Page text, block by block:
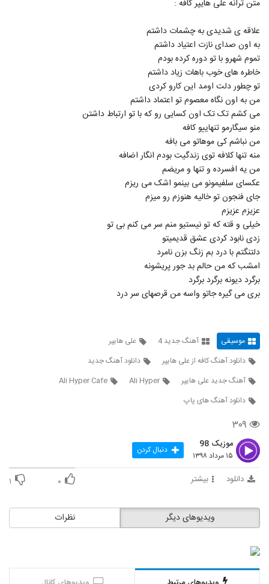
5347
5348
Kazemi Talaf)
۲۳۱ بازدید
5349
دانلود آهنگ جدید و زیبای علیرضا عبدی با نام
پدر
۲۴۶ بازدید
5350
5351
آهنگ زیبا تر از تو از میثم فائزنیا(پاپ)
5352
Omidreza(I) Mohem Nist
۲۱۰ بازدید
5353
موزیک زیبای رسیدی (رمیکس) از فرشاد افشار
5354
5355
۲۴۵ بازدید
5357
دانلود آهنگ جدید و زیبای علی منتظری با نام
5358
آهنگ دیوانگی از امیر رضا آل صفر(پاپ)
۳۱۹ بازدید
متن ترانه علی هایپر کافه :
علاقه ی شدیدی به چشمات داشتم
به اون صدای نازت اعتیاد داشتم
تموم شهرو با تو دوره کرده بودم
خاطره های خوب باهات زیاد داشتم
تو چطور دلت اومد این کارو کردی
من به اون نگاه معصوم تو اعتماد داشتم
می کشم تک تک اون کسایی رو که با تو ارتباط داشتن
منو سیگارمو تنهاییو کافه
من نباشم کی موهاتو می بافه
منه تنها کلافه توی زندگیت بودم انگار اضافه
من یه افسرده و تنها و مریضم
عکسای سلفیمونو می بینمو اشک می ریزم
جای فنجون تو خالیه هنوزم رو میزم
عزیزم عزیزم
خیلی و قته که تو نیستیو منم سر می کنم بی تو
زدی نابود کردی عشق قدیمیتو
دلتنگتم با درد بم زنگ بزن نامرد
امشب که من حالم بد جور پریشونه
برگرد دیونه برگرد برگرد
بری می گیره جاتو واسه من قرصهای سر درد
موسیقی آهنگ جدید 4
علی هایپر
دانلود آهنگ کافه از علی هایپر
دانلود آهنگ جدید
آهنگ جدید علی هایپر
Ali Hyper
Ali Hyper Cafe
دانلود آهنگ های پاپ
۳۰۹
موزیک 98
۱۵ مرداد ۱۳۹۸ دنبال کردن
دانلود بیشتر ۰ ۱
نظرات ویدیوهای دیگر